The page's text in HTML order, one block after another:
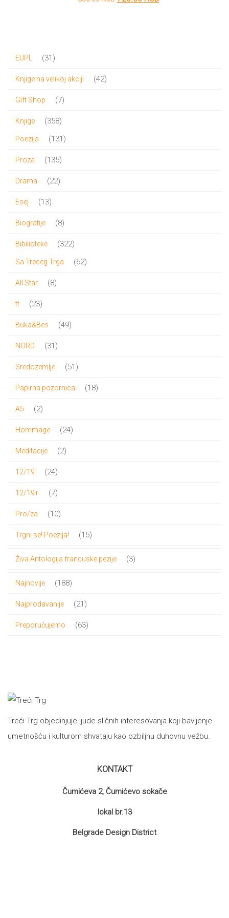
EUPL 31 31
Knjige na velikoj akciji 4242
Gift Shop 77
Knjige 358358
proizvoda
Poezija 131 131
Proza 135135
Drama 2222
Esej 1313
Biografije 88
Bibilioteke 322322
proizvoda
Sa Treceg Trga 6262
All Star 88
tt 2323
Buka&Bes 4949
NORD 31 31
Sredozemlje 51 51
Papirna pozornica 1818
A5 22
Hommage 2424
Meditacije 22
12/19 2424
12/19+ 77
Pro/za 1010
Trgni se! Poezija! 1515
Živa Antologija francuske pezije 33
Najnovije 188188
Najprodavanije 21 21
Preporučujemo 6363
Treći Trg objedinjuje ljude sličnih interesovanja koji bavljenje
umetnošću i kulturom shvataju kao ozbiljnu duhovnu vežbu.
KONTAKT
Čumićeva 2, Čumićevo sokače
lokal br.13
Belgrade Design District